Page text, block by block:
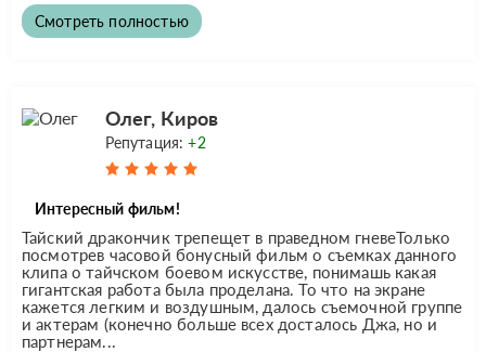
Смотреть полностью
Олег, Киров
Репутация:+2
Интересный фильм!
Тайский дракончик трепещет в праведном гневеТолько
посмотрев часовой бонусный фильм о съемках данного
клипа о тайчском боевом искусстве, понимашь какая
гигантская работа была проделана. То что на экране
кажется легким и воздушным, далось съемочной группе
и актерам (конечно больше всех досталось Джа, но и
партнерам...